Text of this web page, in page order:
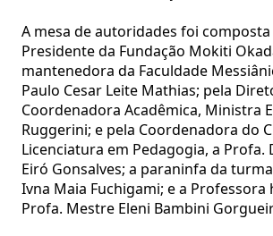
A mesa de autoridades foi
Presidente da Fundação Mokiti
mantenedora da Faculdade
Paulo Cesar Leite Mathias; pela
Coordenadora Acadêmica, Ministra
Ruggerini; e pela Coordenadora do
Licenciatura em Pedagogia, a Profa.
Eiró Gonsalves; a paraninfa da
Ivna Maia Fuchigami; e a Professora
Profa. Mestre Eleni Bambini